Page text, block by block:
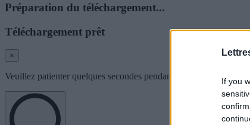
If you
Préparation du téléchargement...
Téléchargement prêt
×
Veuillez patienter quelques secondes pendant que nous